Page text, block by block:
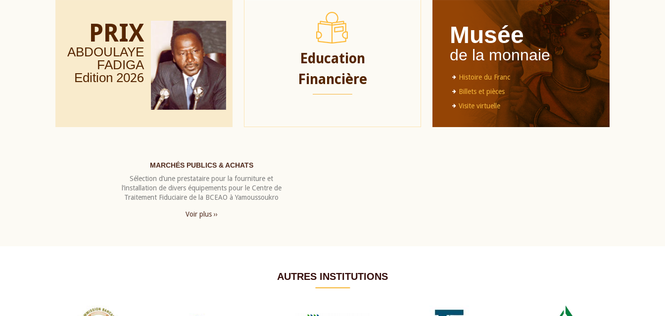
PRIX
ABDOULAYE
FADIGA
Edition 2026
Education
Financière
Musée
de la monnaie
Histoire du Franc
Billets et pièces
Visite virtuelle
MARCHÉS PUBLICS & ACHATS
Sélection d’une prestataire pour la fourniture et
l’installation de divers équipements pour le Centre de
Traitement Fiduciaire de la BCEAO à Yamoussoukro
Voir plus ››
AUTRES INSTITUTIONS